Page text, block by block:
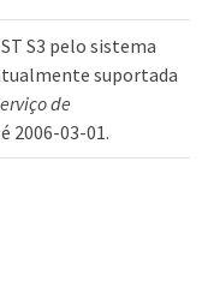
S3 pelo sistema
suportada
de
é 2006-03-01.